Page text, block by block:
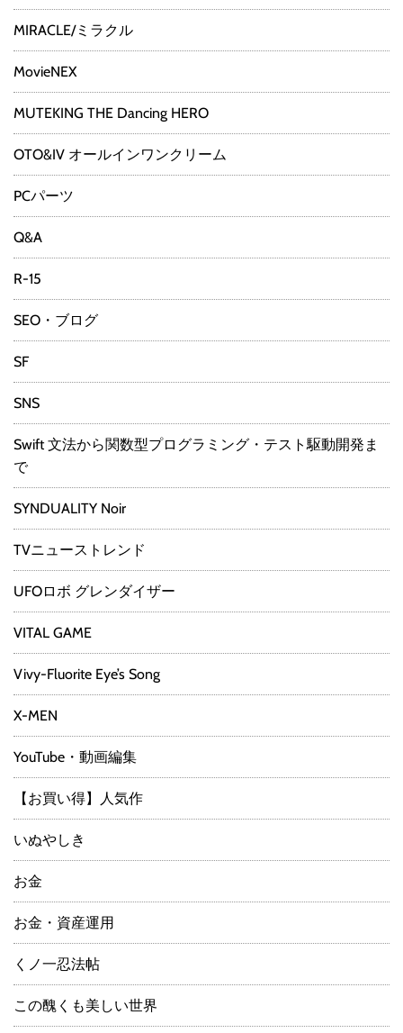
MIRACLE/ミラクル
MovieNEX
MUTEKING THE Dancing HERO
OTO&IV オールインワンクリーム
PCパーツ
Q&A
R-15
SEO・ブログ
SF
SNS
Swift 文法から関数型プログラミング・テスト駆動開発ま
で
SYNDUALITY Noir
TVニューストレンド
UFOロボ グレンダイザー
VITAL GAME
Vivy-Fluorite Eye’s Song
X-MEN
YouTube・動画編集
【お買い得】人気作
いぬやしき
お金
お金・資産運用
くノ一忍法帖
この醜くも美しい世界